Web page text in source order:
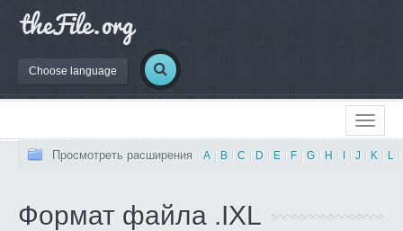
Choose language
Просмотреть расширения A B C D E F G H J K L
Формат файла .IXL